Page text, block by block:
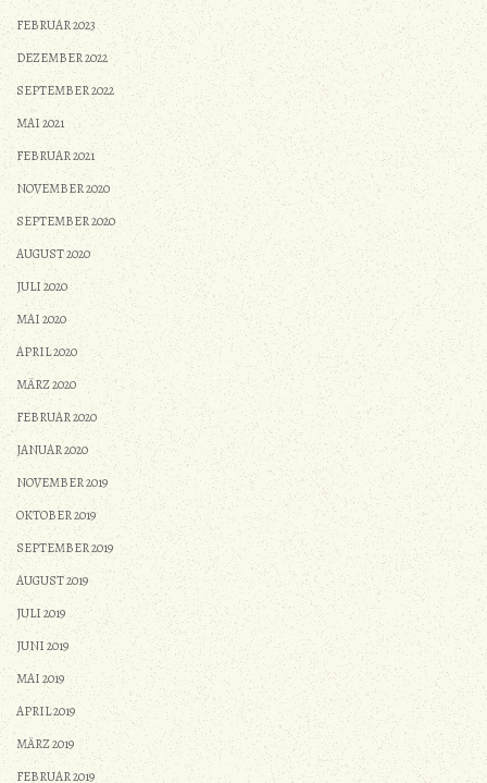
FEBRUAR 2023
DEZEMBER 2022
SEPTEMBER 2022
MAI 2021
FEBRUAR 2021
NOVEMBER 2020
SEPTEMBER 2020
AUGUST 2020
JULI 2020
MAI 2020
APRIL 2020
MÄRZ 2020
FEBRUAR 2020
JANUAR 2020
NOVEMBER 2019
OKTOBER 2019
SEPTEMBER 2019
AUGUST 2019
JULI 2019
JUNI 2019
MAI 2019
APRIL 2019
MÄRZ 2019
FEBRUAR 2019